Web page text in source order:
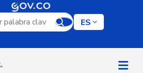
por palabra clave
ES